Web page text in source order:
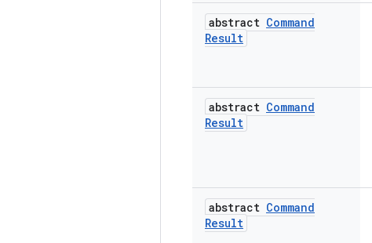
abstract Command
Result
abstract Command
Result
abstract Command
Result